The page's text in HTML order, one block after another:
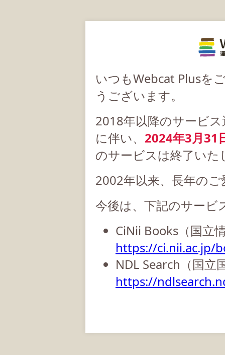
いつもWebcat Plusを
うございます。
2018年以降のサービ
に伴い、 2024年3月31
のサービスは終了いた
2002年以来、長年の
今後は、下記のサービ
CiNii Books（国立
https://ci.nii.ac.jp/
NDL Search（国立
https://